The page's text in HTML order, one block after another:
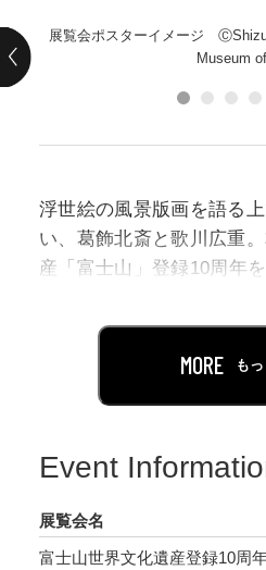
展覧会ポスターイメージ
Museum
浮世絵の風景版画を語る
い、葛飾北斎と歌川広重
産「富士山」登録10周年
北斎の『冨嶽三十六景』
十六景』と『冨士三十六
した広重。「広重か北斎
ください。
MORE も
Event
展覧会名
富士山世界文化遺産登録10周